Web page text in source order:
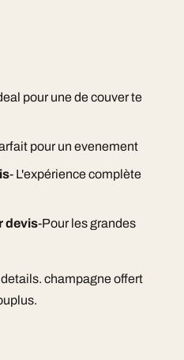
pour une de couver te
pour un evenement
- L'expérience complète
devis-Pour les grandes
champagne offert